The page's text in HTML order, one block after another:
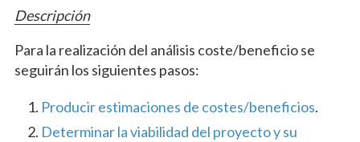
Descripción
Para la realización del análisis coste/beneficio se
seguirán los siguientes pasos:
Producir estimaciones de costes/beneficios.
Determinar la viabilidad del proyecto y su